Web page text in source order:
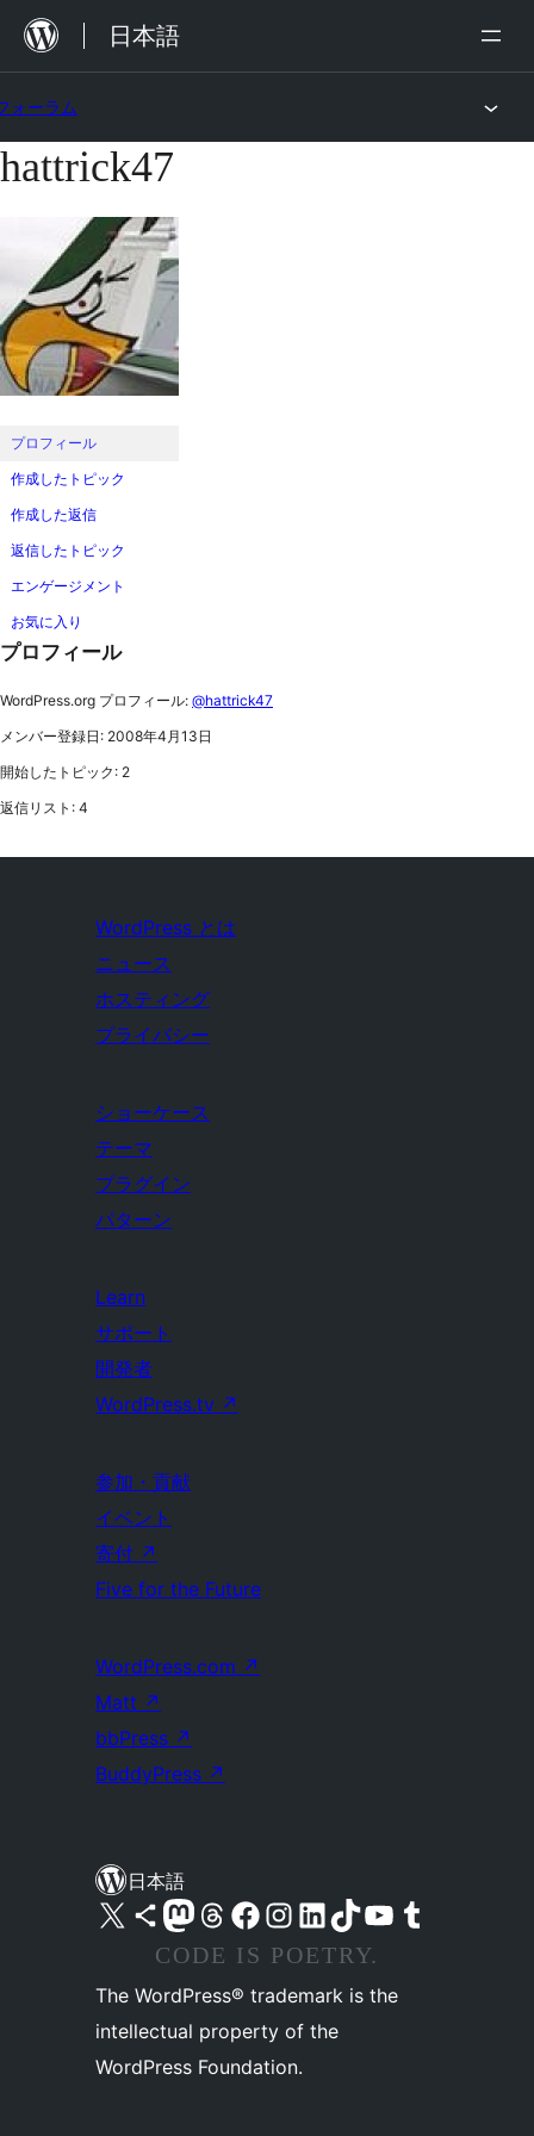
キ
日本語
ォーラム
コ
ツ
へ
ス
ッ
プ
hattrick47
プロフィール
作成したトピック
作成した返信
返信したトピック
エンゲージメント
お気に入り
プロフィール
WordPress.org プロフィール: @hattrick47
メンバー登録日: 2008年4月13日
開始したトピック: 2
返信リスト: 4
WordPress とは
ニュース
ホスティング
プライバシー
ショーケース
テーマ
プラグイン
パターン
Learn
サポート
開発者
WordPress.tv ↗
参加・貢献
イベント
寄付 ↗
Five for the Future
WordPress.com ↗
Matt ↗
bbPress ↗
BuddyPress ↗
日本語
X (旧 Twitter) アカウントへ Bluesky アカウントへ Mastodon アカウントへ Threads アカウントへ Facebook ページへ Instagram アカウントへ LinkedIn アカウントへTikTok アカウントへ YouTube チャンネルへ Tumblr アカウントへ
CODE IS POETRY.
The WordPress® trademark is the
intellectual property of the
WordPress Foundation.